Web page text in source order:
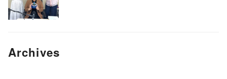
Archives